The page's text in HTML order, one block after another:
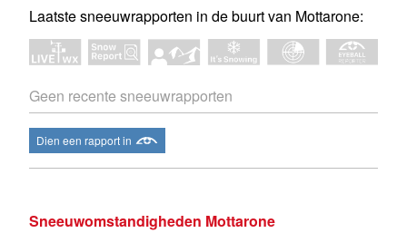
Laatste sneeuwrapporten in de buurt van Mottarone:
Geen recente sneeuwrapporten
Dien een rapport in
Sneeuwomstandigheden Mottarone